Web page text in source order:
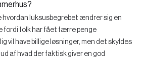
luksusbegrebet ændrer sig en
fordi folk har fået færre penge
vil have billige løsninger, men det skyldes
af hvad der faktisk giver en god